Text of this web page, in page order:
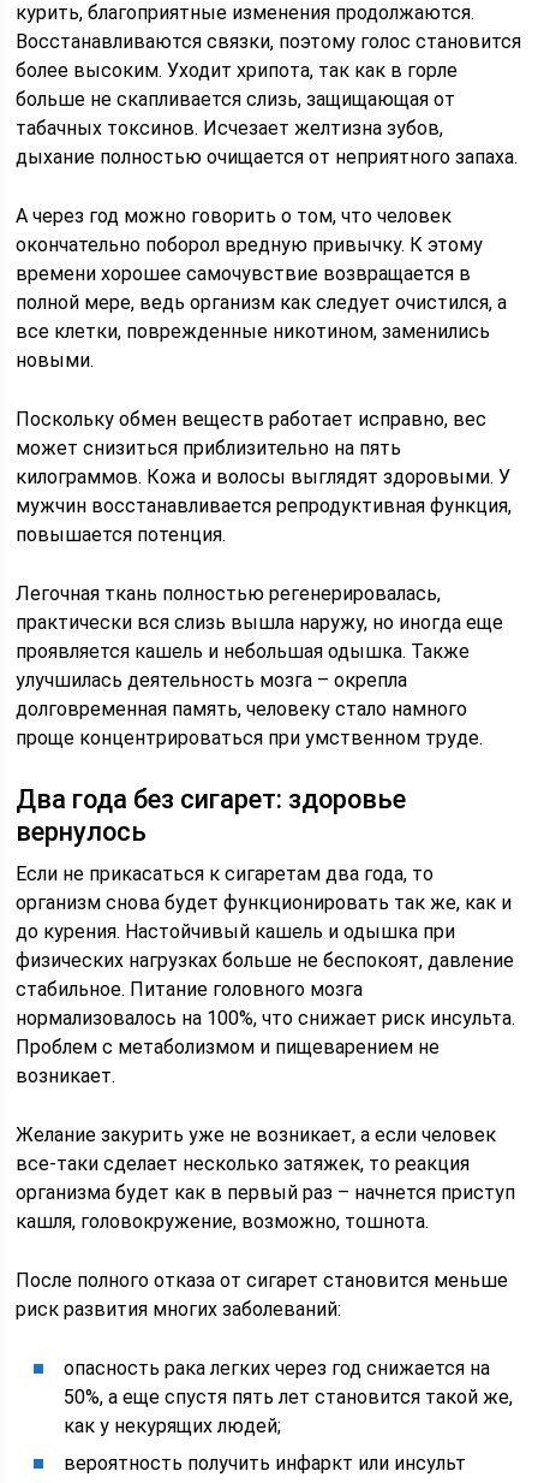
курить, благоприятные изменения продолжаются.
Восстанавливаются связки, поэтому голос становится
более высоким. Уходит хрипота, так как в горле
больше не скапливается слизь, защищающая от
табачных токсинов. Исчезает желтизна зубов,
дыхание полностью очищается от неприятного запаха.
А через год можно говорить о том, что человек
окончательно поборол вредную привычку. К этому
времени хорошее самочувствие возвращается в
полной мере, ведь организм как следует очистился, а
все клетки, поврежденные никотином, заменились
новыми.
Поскольку обмен веществ работает исправно, вес
может снизиться приблизительно на пять
килограммов. Кожа и волосы выглядят здоровыми. У
мужчин восстанавливается репродуктивная функция,
повышается потенция.
Легочная ткань полностью регенерировалась,
практически вся слизь вышла наружу, но иногда еще
проявляется кашель и небольшая одышка. Также
улучшилась деятельность мозга – окрепла
долговременная память, человеку стало намного
проще концентрироваться при умственном труде.
Два года без сигарет: здоровье
вернулось
Если не прикасаться к сигаретам два года, то
организм снова будет функционировать так же, как и
до курения. Настойчивый кашель и одышка при
физических нагрузках больше не беспокоят, давление
стабильное. Питание головного мозга
нормализовалось на 100%, что снижает риск инсульта.
Проблем с метаболизмом и пищеварением не
возникает.
Желание закурить уже не возникает, а если человек
все-таки сделает несколько затяжек, то реакция
организма будет как в первый раз – начнется приступ
кашля, головокружение, возможно, тошнота.
После полного отказа от сигарет становится меньше
риск развития многих заболеваний:
опасность рака легких через год снижается на
50%, а еще спустя пять лет становится такой же,
как у некурящих людей;
вероятность получить инфаркт или инсульт